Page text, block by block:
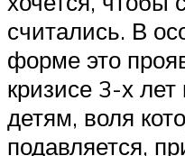
считались. В
форме это
кризисе 3-х лет
детям, воля
подавляется,